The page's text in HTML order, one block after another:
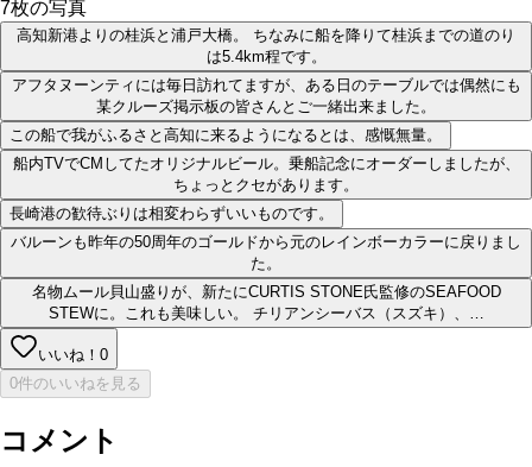
7枚の写真
高知新港よりの桂浜と浦戸大橋。 ちなみに船を降りて桂浜までの道のり
は5.4km程です。
アフタヌーンティには毎日訪れてますが、ある日のテーブルでは偶然にも
某クルーズ掲示板の皆さんとご一緒出来ました。
この船で我がふるさと高知に来るようになるとは、感慨無量。
船内TVでCMしてたオリジナルビール。乗船記念にオーダーしましたが、
ちょっとクセがあります。
長崎港の歓待ぶりは相変わらずいいものです。
バルーンも昨年の50周年のゴールドから元のレインボーカラーに戻りまし
た。
名物ムール貝山盛りが、新たにCURTIS STONE氏監修のSEAFOOD
STEWに。これも美味しい。 チリアンシーバス（スズキ）、…
いいね！ 0
0件のいいねを見る
コメント